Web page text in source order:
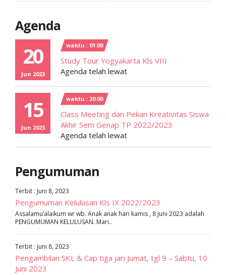
Agenda
20
Jun 2023
waktu : 01:00
Study Tour Yogyakarta Kls VIII
Agenda telah lewat
15
Jun 2023
waktu : 20:00
Class Meeting dan Pekan Kreativitas Siswa
Akhir Sem Genap TP 2022/2023
Agenda telah lewat
Pengumuman
Terbit : Juni 8, 2023
Pengumuman Kelulusan Kls IX 2022/2023
Assalamu’alaikum wr wb. Anak anak hari kamis , 8 juni 2023 adalah
PENGUMUMAN KELULUSAN. Mari..
Terbit : Juni 8, 2023
Pengambilan SKL & Cap tiga jari Jumat, tgl 9 – Sabtu, 10
Juni 2023